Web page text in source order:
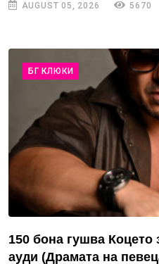
AUGUST 05, 2026 5670
БГ КЛЮКИ
150 бона гушва Коцето
ауди (Драмата на